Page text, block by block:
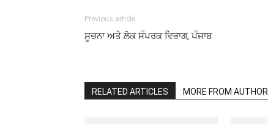
Previous article
ਸੂਚਨਾ ਅਤੇ ਲੋਕ ਸੰਪਰਕ ਵਿਭਾਗ, ਪੰਜਾਬ
RELATED ARTICLES MORE FROM AUTHOR